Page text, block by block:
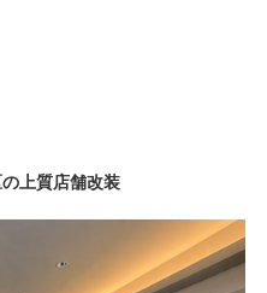
上質店舗改装